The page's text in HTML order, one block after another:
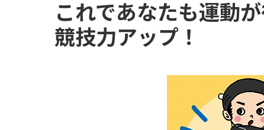
これであなたも運動
競技力アップ！